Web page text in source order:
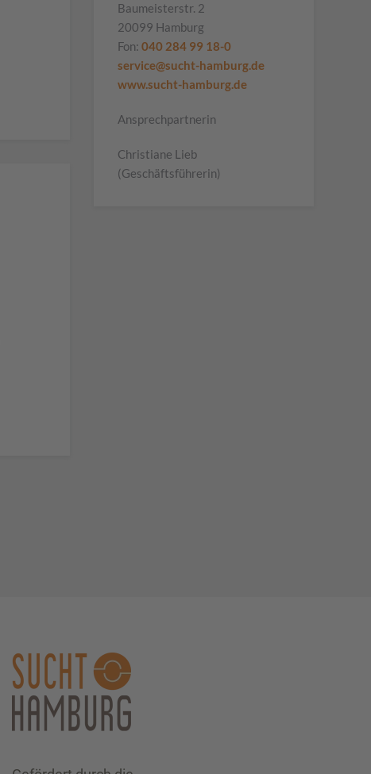
Baumeisterstr. 2
20099 Hamburg
Fon: 040 284 99 18-0
service@sucht-hamburg.de
www.sucht-hamburg.de
Ansprechpartnerin
Christiane Lieb
(Geschäftsführerin)